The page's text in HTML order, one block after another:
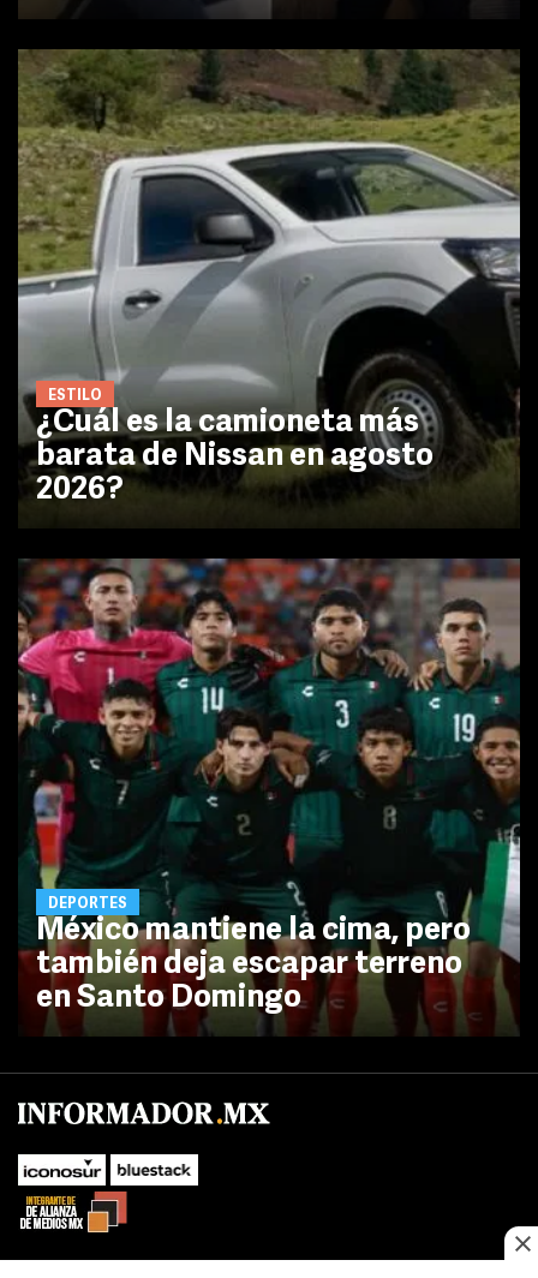
ESTILO
¿Cuál es la camioneta más
barata de Nissan en agosto
2026?
DEPORTES
México mantiene la cima, pero
también deja escapar terreno
en Santo Domingo